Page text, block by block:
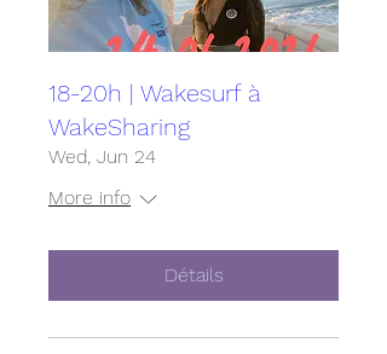
18-20h | Wakesurf à
WakeSharing
Wed, Jun 24
More info
Détails